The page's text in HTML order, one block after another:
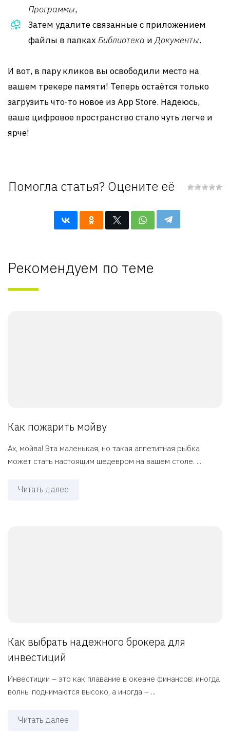
Программы,
Затем удалите связанные с приложением
файлы в папках Библиотека иДокументы.
И вот, в пару кликов вы освободили место на
вашем трекере памяти! Теперь остаётся только
загрузить что-то новое из App Store. Надеюсь,
ваше цифровое пространство стало чуть легче и
ярче!
Помогла статья? Оцените её
Рекомендуем по теме
Как пожарить мойву
Ах, мойва! Эта маленькая, но такая аппетитная рыбка
может стать настоящим шедевром на вашем столе. ...
Читать далее
Как выбрать надежного брокера для
инвестиций
Инвестиции – это как плавание в океане финансов: иногда
волны поднимаются высоко, а иногда – ...
Читать далее